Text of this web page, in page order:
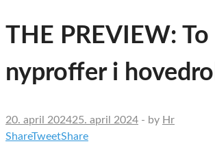
THE PREVIEW: To
nyproffer i
20. april 202425. april 2024 - by Hr
ShareTweetShare